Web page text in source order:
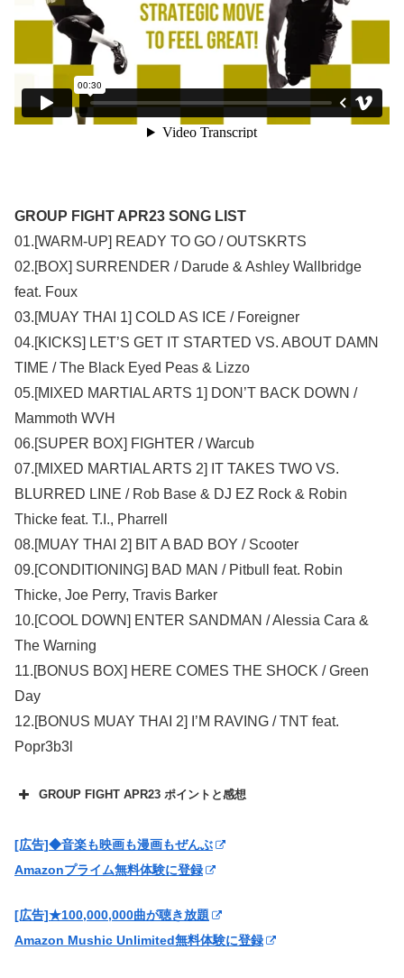
GROUP FIGHT APR23 SONG LIST
01.[WARM-UP] READY TO GO / OUTSKRTS
02.[BOX] SURRENDER / Darude & Ashley Wallbridge
feat. Foux
03.[MUAY THAI 1] COLD AS ICE / Foreigner
04.[KICKS] LET’S GET IT STARTED VS. ABOUT DAMN
TIME / The Black Eyed Peas & Lizzo
05.[MIXED MARTIAL ARTS 1] DON’T BACK DOWN /
Mammoth WVH
06.[SUPER BOX] FIGHTER / Warcub
07.[MIXED MARTIAL ARTS 2] IT TAKES TWO VS.
BLURRED LINE / Rob Base & DJ EZ Rock & Robin
Thicke feat. T.I., Pharrell
08.[MUAY THAI 2] BIT A BAD BOY / Scooter
09.[CONDITIONING] BAD MAN / Pitbull feat. Robin
Thicke, Joe Perry, Travis Barker
10.[COOL DOWN] ENTER SANDMAN / Alessia Cara &
The Warning
11.[BONUS BOX] HERE COMES THE SHOCK / Green
Day
12.[BONUS MUAY THAI 2] I’M RAVING / TNT feat.
Popr3b3l
GROUP FIGHT APR23 ポイントと感想
[広告]◆音楽も映画も漫画もぜんぶ
Amazonプライム無料体験に登録
[広告]★100,000,000曲が聴き放題
Amazon Mushic Unlimited無料体験に登録